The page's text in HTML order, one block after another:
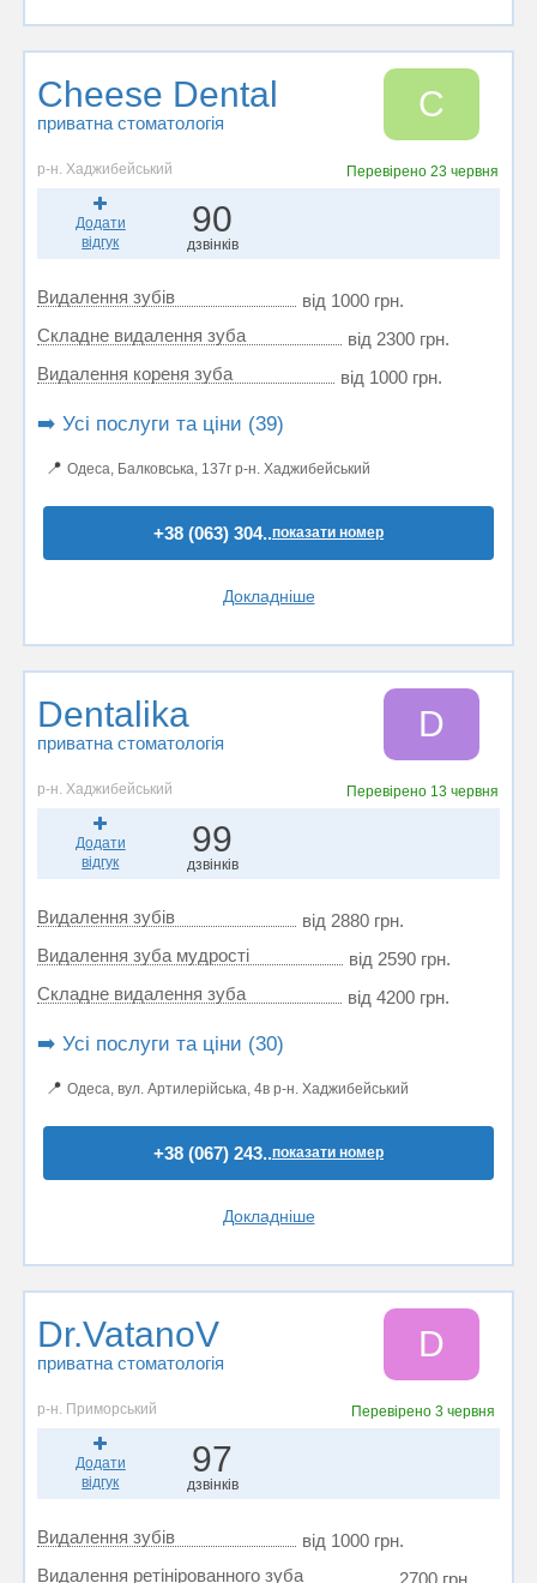
Cheese Dental
приватна стоматологія C
р-н. Хаджибейський Перевірено23 червня
Додати
відгук
90
дзвінків
Видалення зубів
від 1000 грн.
Складне видалення зуба
від 2300 грн.
Видалення кореня зуба
від 1000 грн.
➡️ Усі послуги та ціни (39)
📍 Одеса, Балковська, 137г р-н. Хаджибейський
+38 (063) 304..показати номер
Докладніше
Dentalika
приватна стоматологія D
р-н. Хаджибейський Перевірено 13 червня
Додати
відгук
99
дзвінків
Видалення зубів
від 2880 грн.
Видалення зуба мудрості
від 2590 грн.
Складне видалення зуба
від 4200 грн.
➡️ Усі послуги та ціни (30)
📍 Одеса, вул. Артилерійська, 4в р-н. Хаджибейський
+38 (067) 243..показати номер
Докладніше
Dr.VatanoV
приватна стоматологія D
р-н. Приморський Перевірено 3 червня
Додати
відгук
97
дзвінків
Видалення зубів
від 1000 грн.
Видалення ретінірованного зуба
2700 грн.